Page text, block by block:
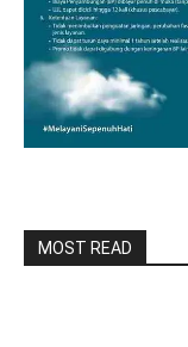
MOST READ